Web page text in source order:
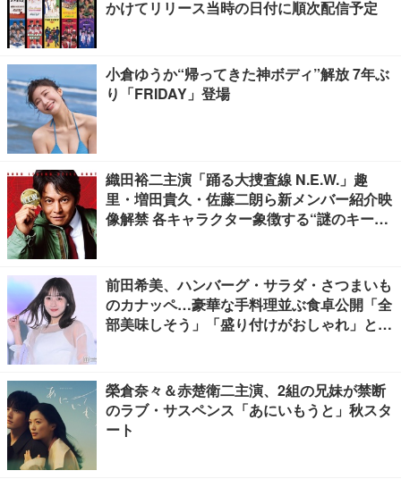
かけてリリース当時の日付に順次配信予定
小倉ゆうか“帰ってきた神ボディ”解放 7年ぶ
り「FRIDAY」登場
織田裕二主演「踊る大捜査線 N.E.W.」趣
里・増田貴久・佐藤二朗ら新メンバー紹介映
像解禁 各キャラクター象徴する“謎のキーワ
前田希美、ハンバーグ・サラダ・さつまいも
のカナッペ…豪華な手料理並ぶ食卓公開「全
部美味しそう」「盛り付けがおしゃれ」と絶
榮倉奈々＆赤楚衛二主演、2組の兄妹が禁断
のラブ・サスペンス「あにいもうと」秋スタ
ート